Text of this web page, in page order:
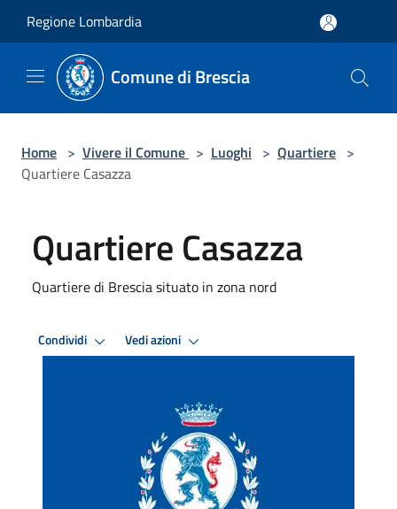
Regione Lombardia
Comune di Brescia
Home > Vivere il Comune > Luoghi > Quartiere >
Quartiere Casazza
Quartiere Casazza
Quartiere di Brescia situato in zona nord
Condividi Vedi azioni